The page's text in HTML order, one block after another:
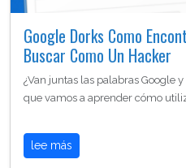
Google Dorks Como
Buscar Como Un Hacker
¿Van juntas las palabras Google
que vamos a aprender cómo
lee más